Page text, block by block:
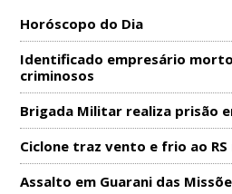
Horóscopo do Dia
Identificado empresário
criminosos
Brigada Militar realiza prisão
Ciclone traz vento e frio ao
Assalto em Guarani das